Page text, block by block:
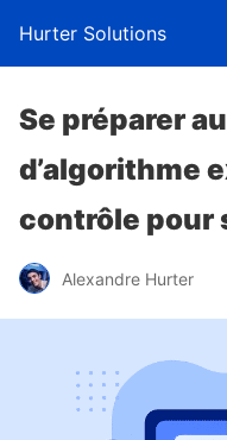
Hurter Solutions
Se préparer
d’algorithme
contrôle pour
Alexandre Hurter